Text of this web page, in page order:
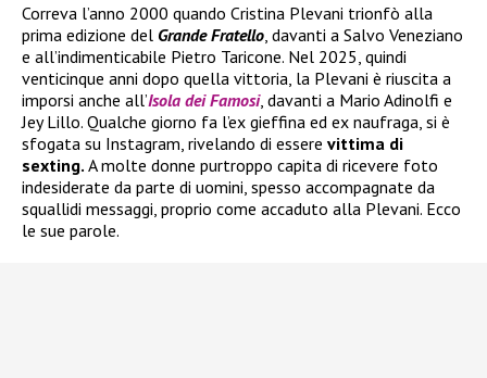
Correva l’anno 2000 quando Cristina Plevani trionfò alla
prima edizione del Grande Fratello , davanti a Salvo Veneziano
e all’indimenticabile Pietro Taricone. Nel 2025, quindi
venticinque anni dopo quella vittoria, la Plevani è riuscita a
imporsi anche all’Isola dei Famosi, davanti a Mario Adinolfi e
Jey Lillo. Qualche giorno fa l’ex gieffina ed ex naufraga, si è
sfogata su Instagram, rivelando di essere vittima di
sexting. A molte donne purtroppo capita di ricevere foto
indesiderate da parte di uomini, spesso accompagnate da
squallidi messaggi, proprio come accaduto alla Plevani. Ecco
le sue parole.